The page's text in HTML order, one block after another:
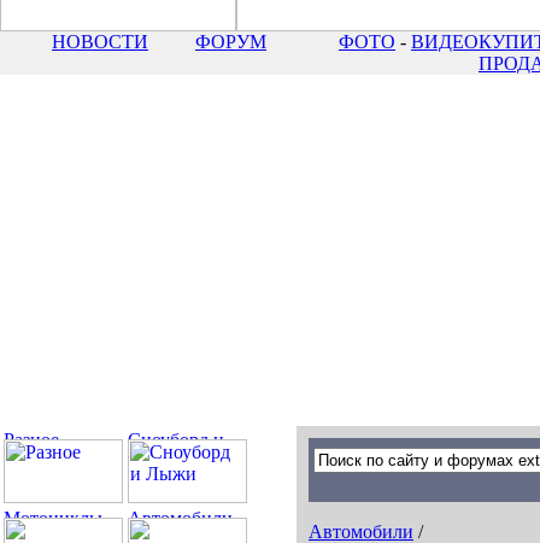
НОВОСТИ ФОРУМ ФОТО - ВИДЕО
Автомобили /